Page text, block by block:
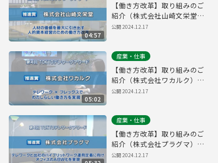
04:57
【働き方改革】取り組みのご
紹介（株式会社山崎文栄堂）
｜第４回「TOKYOテレワーク
公開2024.12.17
05:02
産業・仕事
【働き方改革】取り組みのご
紹介（株式会社ワカルク）｜
第４回「TOKYOテレワークア
公開2024.12.17
産業・仕事
【働き方改革】取り組みのご
紹介（株式会社プラグマ）｜
第４回「TOKYOテレワークア
公開2024.12.17